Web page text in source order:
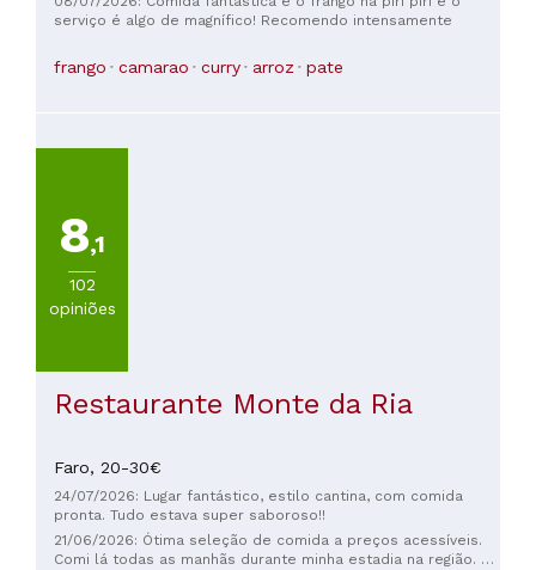
serviço é algo de magnífico! Recomendo intensamente
frango camarao curry arroz pate
8,1
102
opiniões
Restaurante Monte da Ria
Faro, 20-30€
24/07/2026: Lugar fantástico, estilo cantina, com comida
pronta. Tudo estava super saboroso!!
21/06/2026: Ótima seleção de comida a preços acessíveis.
Comi lá todas as manhãs durante minha estadia na região. O